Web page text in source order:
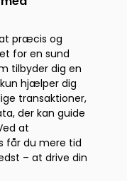
at præcis og
for en sund
tilbyder dig en
hjælper dig
transaktioner,
der kan guide
at
får du mere tid
– at drive din